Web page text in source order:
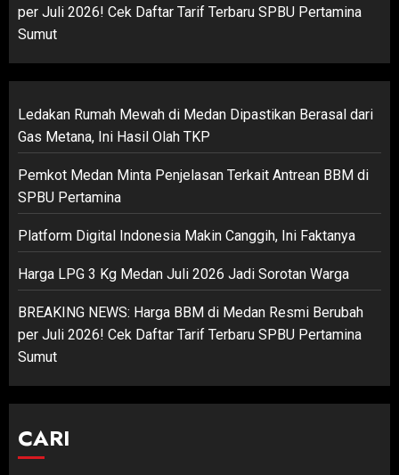
per Juli 2026! Cek Daftar Tarif Terbaru SPBU Pertamina
Sumut
Ledakan Rumah Mewah di Medan Dipastikan Berasal dari
Gas Metana, Ini Hasil Olah TKP
Pemkot Medan Minta Penjelasan Terkait Antrean BBM di
SPBU Pertamina
Platform Digital Indonesia Makin Canggih, Ini Faktanya
Harga LPG 3 Kg Medan Juli 2026 Jadi Sorotan Warga
BREAKING NEWS: Harga BBM di Medan Resmi Berubah
per Juli 2026! Cek Daftar Tarif Terbaru SPBU Pertamina
Sumut
CARI